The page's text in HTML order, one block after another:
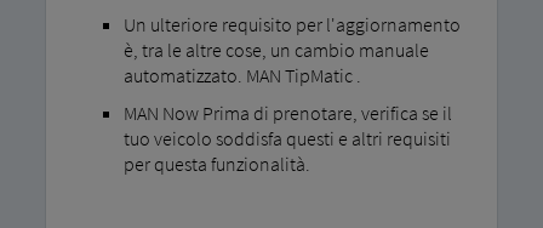
Un ulteriore requisito per l'aggiornamento
è, tra le altre cose, un cambio manuale
automatizzato. MAN TipMatic .
MAN Now Prima di prenotare, verifica se il
tuo veicolo soddisfa questi e altri requisiti
per questa funzionalità.